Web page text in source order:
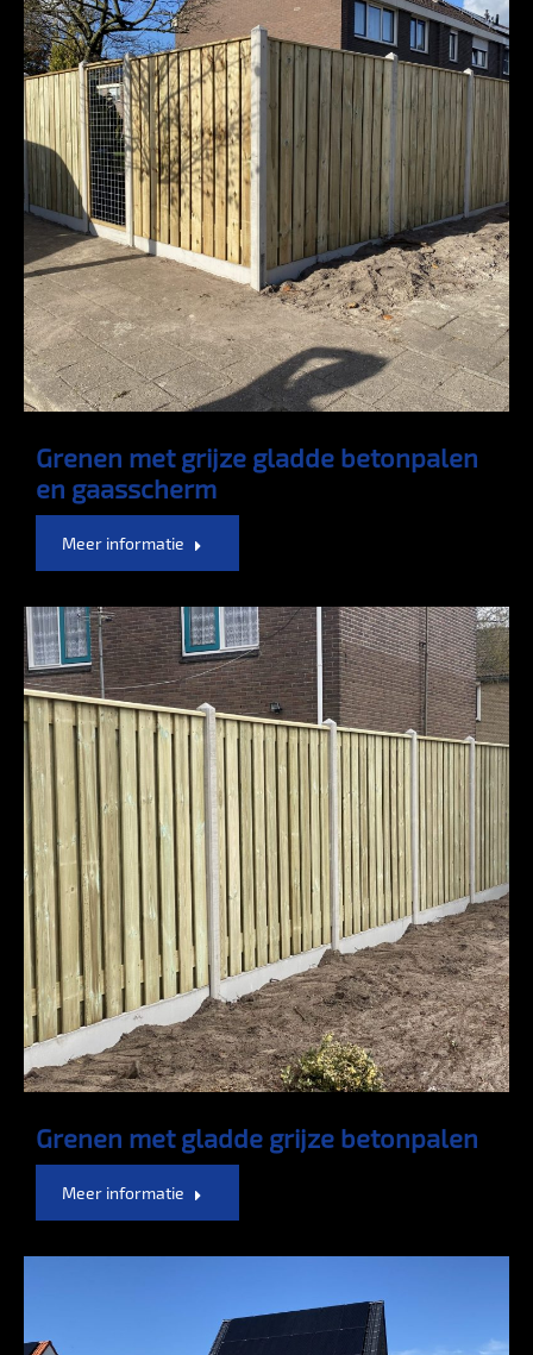
Grenen met grijze gladde betonpalen
en gaasscherm
Meer informatie
Grenen met gladde grijze betonpalen
Meer informatie